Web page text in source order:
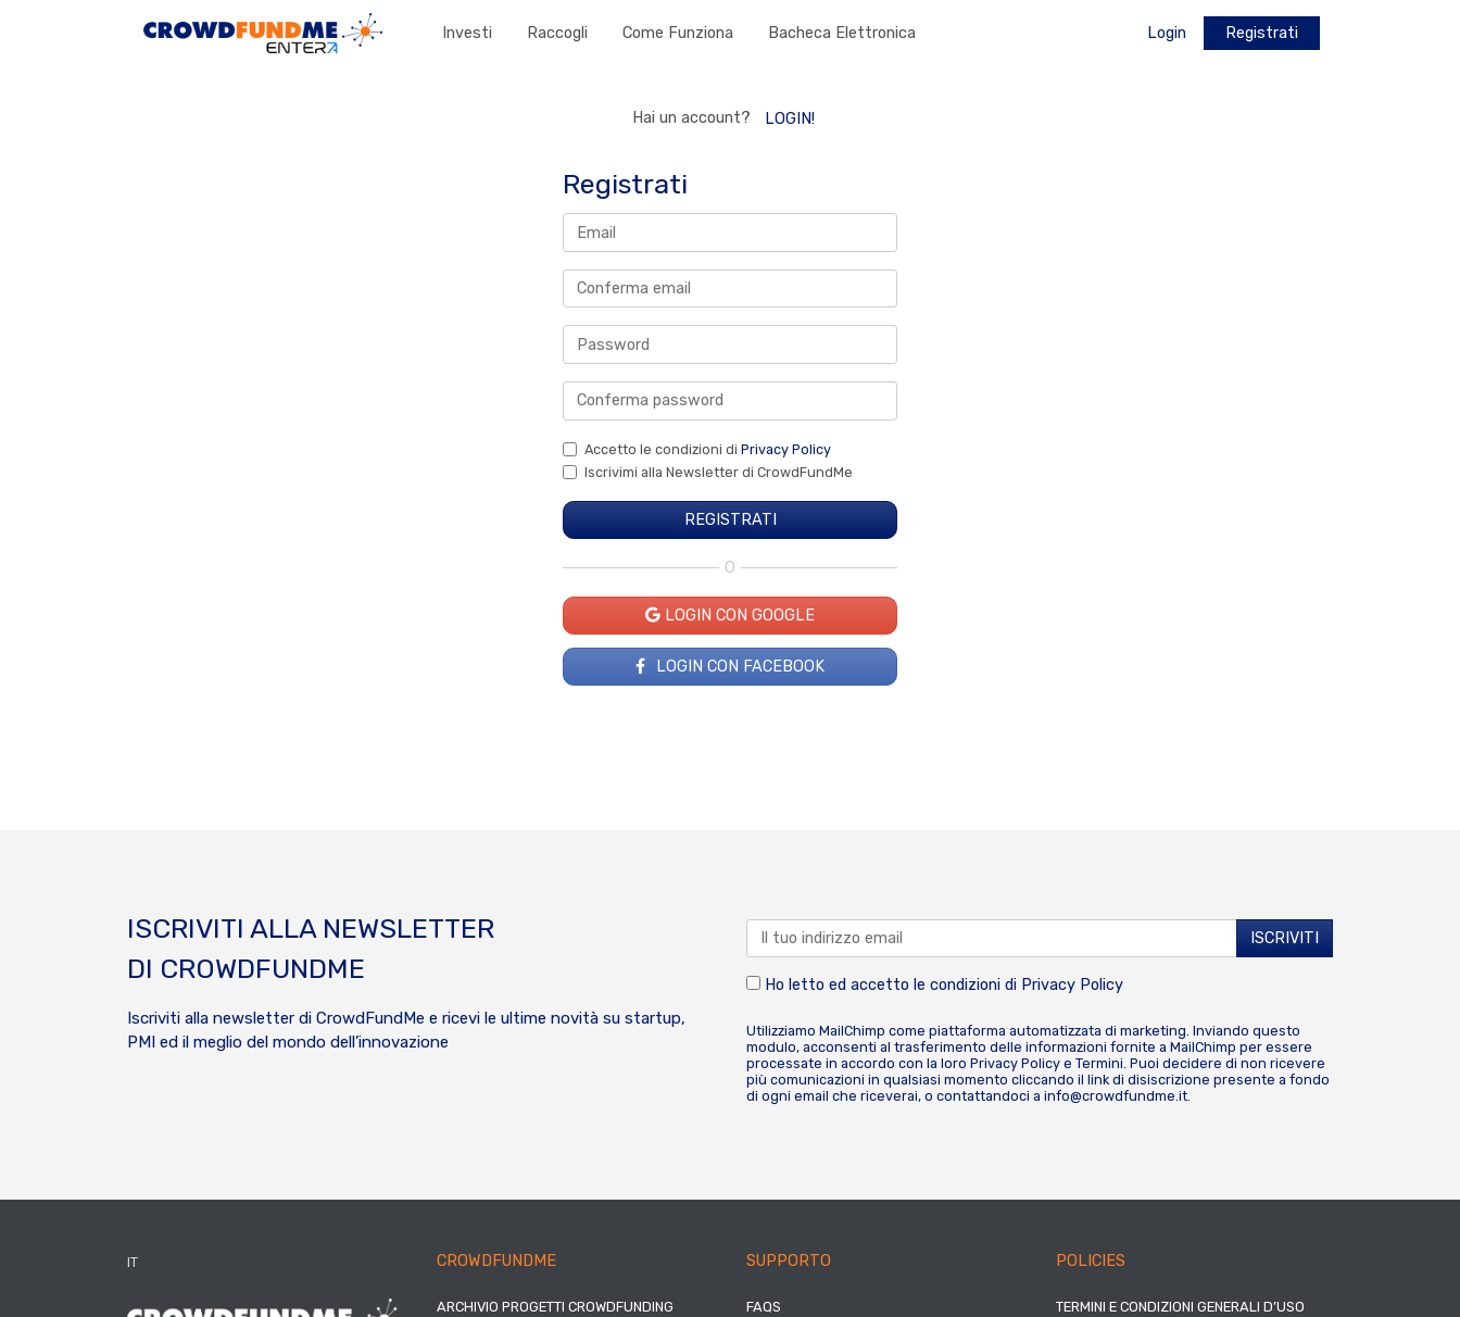
Investi Raccogli Come Funziona Bacheca Elettronica Login Registrati
Hai un account? LOGIN!
Registrati
Accetto le condizioni di Privacy Policy
Iscrivimi alla Newsletter di CrowdFundMe
O
LOGIN CON GOOGLE
LOGIN CON FACEBOOK
ISCRIVITI ALLA NEWSLETTER
DI CROWDFUNDME
Iscriviti alla newsletter di CrowdFundMe e ricevi le ultime novità su startup,
PMI ed il meglio del mondo dell’innovazione
Ho letto ed accetto le condizioni di Privacy Policy
Utilizziamo MailChimp come piattaforma automatizzata di marketing. Inviando questo
modulo, acconsenti al trasferimento delle informazioni fornite a MailChimp per essere
processate in accordo con la loro Privacy Policy e Termini. Puoi decidere di non ricevere
più comunicazioni in qualsiasi momento cliccando il link di disiscrizione presente a fondo
di ogni email che riceverai, o contattandoci a info@crowdfundme.it.
IT CROWDFUNDME
ARCHIVIO PROGETTI CROWDFUNDING
SUPPORTO
FAQS
POLICIES
TERMINI E CONDIZIONI GENERALI D’USO